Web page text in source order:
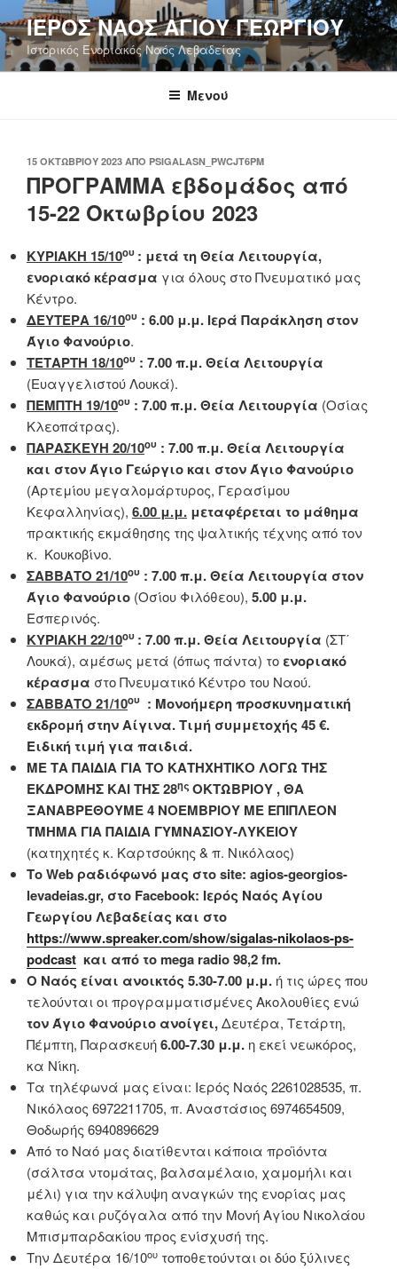
Μετάβαση
στο
περιεχόμενο
ΙΕΡΟΣ ΝΑΟΣ ΑΓΙΟΥ ΓΕΩΡΓΙΟΥ
Ιστορικός Ενοριακός Ναός Λεβαδείας
Μενού
ΔΗΜΟΣΙΕΎΤΗΚΕ
ΣΤΙΣ
15 ΟΚΤΩΒΡΊΟΥ 2023 ΑΠΌ PSIGALASN_PWCJT6PM
ΠΡΟΓΡΑΜΜΑ εβδομάδος από
15-22 Οκτωβρίου 2023
ΚΥΡΙΑΚΗ 15/10ου : μετά τη Θεία Λειτουργία,
ενοριακό κέρασμα για όλους στο Πνευματικό μας
Κέντρο.
ΔΕΥΤΕΡΑ 16/10ου : 6.00 μ.μ. Ιερά Παράκληση στον
Άγιο Φανούριο.
ΤΕΤΑΡΤΗ 18/10ου : 7.00 π.μ.Θεία Λειτουργία
(Ευαγγελιστού Λουκά).
ΠΕΜΠΤΗ 19/10ου : 7.00 π.μ.Θεία Λειτουργία (Οσίας
Κλεοπάτρας).
ΠΑΡΑΣΚΕΥΗ 20/10ου : 7.00 π.μ.Θεία Λειτουργία
και στον Άγιο Γεώργιο και στον Άγιο Φανούριο
(Αρτεμίου μεγαλομάρτυρος, Γερασίμου
Κεφαλληνίας), 6.00 μ.μ. μεταφέρεται το μάθημα
πρακτικής εκμάθησης της ψαλτικής τέχνης από τον
κ. Κουκοβίνο.
ΣΑΒΒΑΤΟ 21/10ου : 7.00 π.μ.Θεία Λειτουργία στον
Άγιο Φανούριο (Οσίου Φιλόθεου), 5.00 μ.μ.
Εσπερινός.
ΚΥΡΙΑΚΗ 22/10ου : 7.00 π.μ.Θεία Λειτουργία (ΣΤ΄
Λουκά), αμέσως μετά (όπως πάντα) το ενοριακό
κέρασμα στο Πνευματικό Κέντρο του Ναού.
ΣΑΒΒΑΤΟ 21/10ου : Μονοήμερη προσκυνηματική
εκδρομή στην Αίγινα. Τιμή συμμετοχής 45 €.
Ειδική τιμή για παιδιά.
ΜΕ ΤΑ ΠΑΙΔΙΑ ΓΙΑ ΤΟ ΚΑΤΗΧΗΤΙΚΟ ΛΟΓΩ ΤΗΣ
ΕΚΔΡΟΜΗΣ ΚΑΙ ΤΗΣ 28ης ΟΚΤΩΒΡΙΟΥ , ΘΑ
ΞΑΝΑΒΡΕΘΟΥΜΕ 4 ΝΟΕΜΒΡΙΟΥ ΜΕ ΕΠΙΠΛΕΟΝ
ΤΜΗΜΑ ΓΙΑ ΠΑΙΔΙΑ ΓΥΜΝΑΣΙΟΥ-ΛΥΚΕΙΟΥ
(κατηχητές κ. Καρτσούκης & π. Νικόλαος)
Το Web ραδιόφωνό μας στο site: agios-georgios-
levadeias.gr, στο Facebook: Ιερός Ναός Αγίου
Γεωργίου Λεβαδείας και στο
https://www.spreaker.com/show/sigalas-nikolaos-ps-
podcast και από το mega radio 98,2 fm.
Ο Ναός είναι ανοικτός 5.30-7.00 μ.μ. ή τις ώρες που
τελούνται οι προγραμματισμένες Ακολουθίες ενώ
τον Άγιο Φανούριο ανοίγει,Δευτέρα, Τετάρτη,
Πέμπτη, Παρασκευή6.00-7.30 μ.μ. η εκεί νεωκόρος,
κα Νίκη.
Τα τηλέφωνά μας είναι: Ιερός Ναός 2261028535, π.
Νικόλαος 6972211705, π. Αναστάσιος 6974654509,
Θοδωρής 6940896629
Από το Ναό μας διατίθενται κάποια προϊόντα
(σάλτσα ντομάτας, βαλσαμέλαιο, χαμομήλι και
μέλι) για την κάλυψη αναγκών της ενορίας μας
καθώς και ρυζόγαλα από την Μονή Αγίου Νικολάου
Μπισμπαρδακίου προς ενίσχυσή της.
Την Δευτέρα 16/10ου τοποθετούνται οι δύο ξύλινες